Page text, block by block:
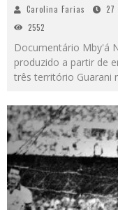
Carolina Farias 27
2552
Documentário Mby'á
produzido a partir de
três território Guarani